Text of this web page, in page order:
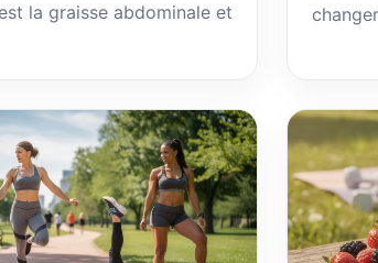
la graisse abdominale et